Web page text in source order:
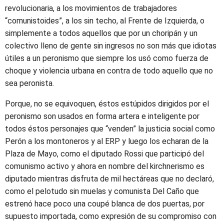
revolucionaria, a los movimientos de trabajadores
“comunistoides”, a los sin techo, al Frente de Izquierda, o
simplemente a todos aquellos que por un choripán y un
colectivo lleno de gente sin ingresos no son más que idiotas
útiles a un peronismo que siempre los usó como fuerza de
choque y violencia urbana en contra de todo aquello que no
sea peronista.
Porque, no se equivoquen, éstos estúpidos dirigidos por el
peronismo son usados en forma artera e inteligente por
todos éstos personajes que “venden” la justicia social como
Perón a los montoneros y al ERP y luego los echaran de la
Plaza de Mayo, como el diputado Rossi que participó del
comunismo activo y ahora en nombre del kirchnerismo es
diputado mientras disfruta de mil hectáreas que no declaró,
como el pelotudo sin muelas y comunista Del Caño que
estrenó hace poco una coupé blanca de dos puertas, por
supuesto importada, como expresión de su compromiso con